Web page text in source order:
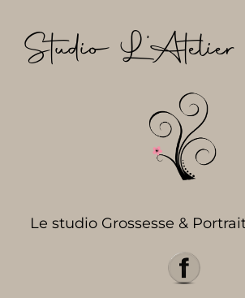
contenu
Studio
Le studio Grossesse &